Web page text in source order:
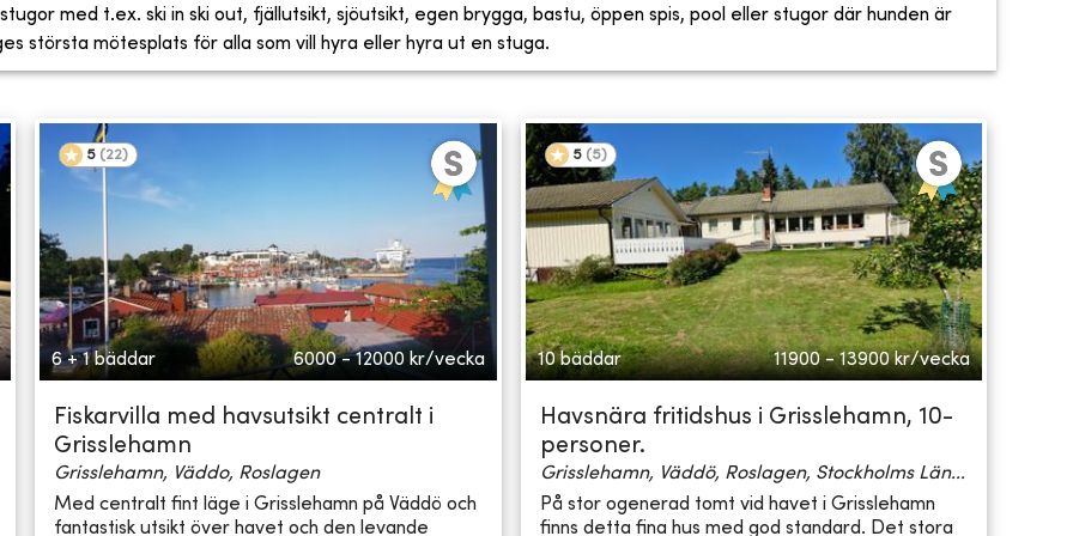
med t.ex. ski in ski out, fjällutsikt, sjöutsikt, egen brygga, bastu, öppen spis, pool eller stugor där hunden är
största mötesplats för alla som vill hyra eller hyra ut en stuga.
5 (22)
6 + 1 bäddar 6000 - 12000 kr/vecka
Fiskarvilla med havsutsikt centralt i
Grisslehamn
Grisslehamn, Väddo, Roslagen
Med centralt fint läge i Grisslehamn på Väddö och
fantastisk utsikt över havet och den levande
5 (5)
10 bäddar 11900 - 13900 kr/vecka
Havsnära fritidshus i Grisslehamn, 10-
personer.
Grisslehamn, Väddö, Roslagen, Stockholms Län...
På stor ogenerad tomt vid havet i Grisslehamn
finns detta fina hus med god standard. Det stora